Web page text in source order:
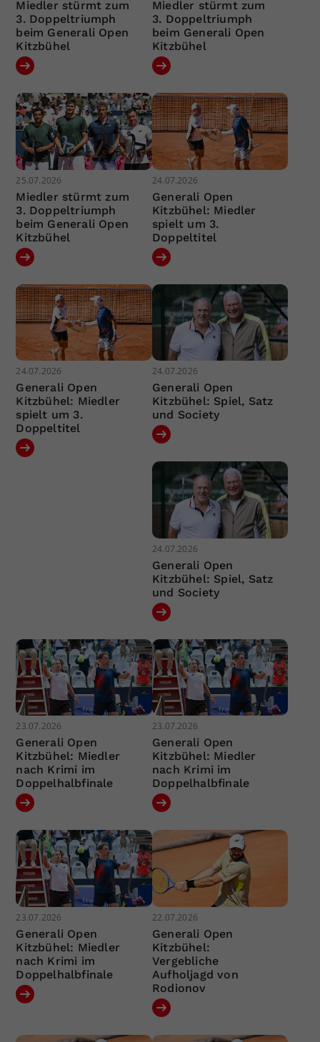
Miedler stürmt zum
3. Doppeltriumph
beim Generali Open
Kitzbühel
Miedler stürmt zum
3. Doppeltriumph
beim Generali Open
Kitzbühel
25.07.2026
Miedler stürmt zum
3. Doppeltriumph
beim Generali Open
Kitzbühel
24.07.2026
Generali Open
Kitzbühel: Miedler
spielt um 3.
Doppeltitel
24.07.2026
Generali Open
Kitzbühel: Miedler
spielt um 3.
Doppeltitel
24.07.2026
Generali Open
Kitzbühel: Spiel, Satz
und Society
24.07.2026
Generali Open
Kitzbühel: Spiel, Satz
und Society
23.07.2026
Generali Open
Kitzbühel: Miedler
nach Krimi im
Doppelhalbfinale
23.07.2026
Generali Open
Kitzbühel: Miedler
nach Krimi im
Doppelhalbfinale
23.07.2026
Generali Open
Kitzbühel: Miedler
nach Krimi im
Doppelhalbfinale
22.07.2026
Generali Open
Kitzbühel:
Vergebliche
Aufholjagd von
Rodionov